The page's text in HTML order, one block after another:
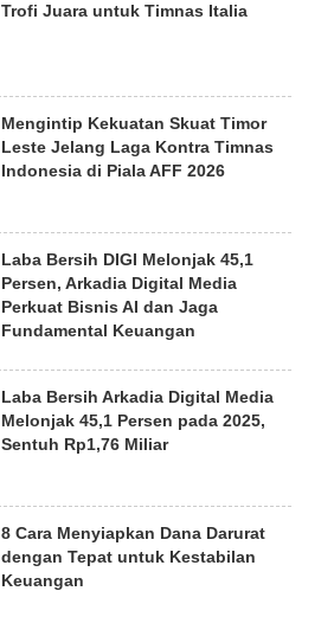
Trofi Juara untuk Timnas Italia
Mengintip Kekuatan Skuat Timor
Leste Jelang Laga Kontra Timnas
Indonesia di Piala AFF 2026
Laba Bersih DIGI Melonjak 45,1
Persen, Arkadia Digital Media
Perkuat Bisnis AI dan Jaga
Fundamental Keuangan
Laba Bersih Arkadia Digital Media
Melonjak 45,1 Persen pada 2025,
Sentuh Rp1,76 Miliar
8 Cara Menyiapkan Dana Darurat
dengan Tepat untuk Kestabilan
Keuangan